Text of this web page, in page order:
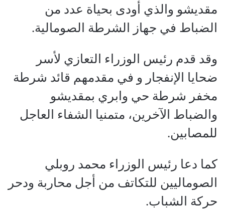
مقديشو والذي أودى بحياة عدد من
الضباط في جهاز الشرطة الصومالية.
وقد قدم رئيس الوزراء التعازي لأسر
ضحايا الإنفجار و في مقدمهم قائد شرطة
مخفر شرطة حي وابري بمقديشو
والضباط الآخرين، متمنيا الشفاء العاجل
للمصابين.
كما دعا رئيس الوزراء محمد روبلي
الصوماليين للتكاتف من أجل محاربة ودحر
حركة الشباب.